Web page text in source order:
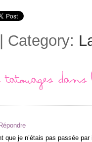
Category:
que je n’étais pas passée